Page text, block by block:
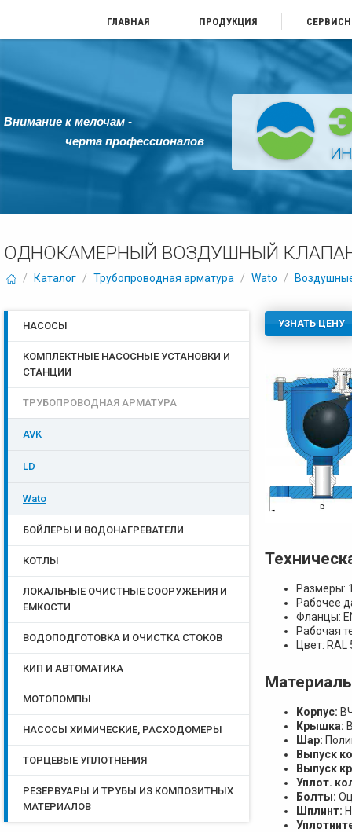
ГЛАВНАЯ ПРОДУКЦИЯ
Внимание к мелочам -
черта профессионалов
ОДНОКАМЕРНЫЙ ВОЗДУШНЫЙ
/ Каталог / Трубопроводная арматура / Wato /
УЗНАТЬ ЦЕНУ
Размеры:
Рабочее
Фланцы:
Рабочая
Цвет: RAL
Корпус:
Крышка:
Шар:
Выпуск
Выпуск
Уплот.
Болты:
Шплинт:
НАСОСЫ
КОМПЛЕКТНЫЕ НАСОСНЫЕ УСТАНОВКИ И
СТАНЦИИ
ТРУБОПРОВОДНАЯ АРМАТУРА
AVK
LD
Wato
БОЙЛЕРЫ И ВОДОНАГРЕВАТЕЛИ
КОТЛЫ
ЛОКАЛЬНЫЕ ОЧИСТНЫЕ СООРУЖЕНИЯ И
ЕМКОСТИ
ВОДОПОДГОТОВКА И ОЧИСТКА СТОКОВ
КИП И АВТОМАТИКА
МОТОПОМПЫ
НАСОСЫ ХИМИЧЕСКИЕ, РАСХОДОМЕРЫ
ТОРЦЕВЫЕ УПЛОТНЕНИЯ
РЕЗЕРВУАРЫ И ТРУБЫ ИЗ КОМПОЗИТНЫХ
МАТЕРИАЛОВ